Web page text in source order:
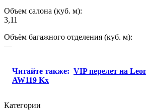
Объем салона (куб. м):
3,11
Объём багажного отделения (куб. м):
—
Читайте также: VIP перелет на
AW119 Kx
Категории